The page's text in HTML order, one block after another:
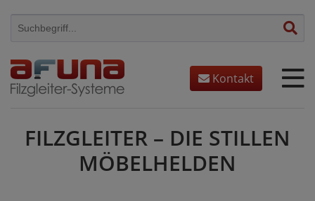
Skip
Kontakt
FILZGLEITER – DIE STILLEN
MÖBELHELDEN